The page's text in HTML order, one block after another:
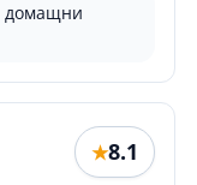
домащни
★8.1